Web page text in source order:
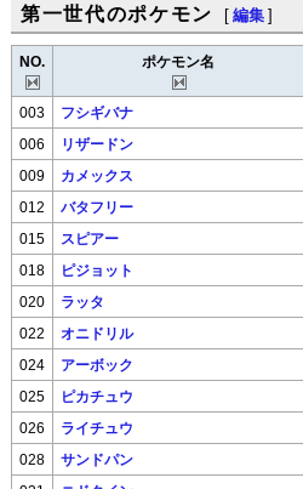
第一世代のポケモン [ 編集 ]
NO. ポケモン名
003 フシギバナ
006 リザードン
009 カメックス
012 バタフリー
015 スピアー
018 ピジョット
020 ラッタ
022 オニドリル
024 アーボック
025 ピカチュウ
026 ライチュウ
028 サンドパン